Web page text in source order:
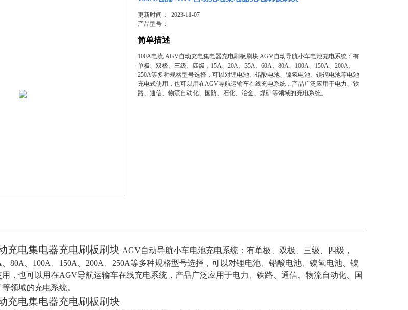
更新时间： 2023-11-07
产品型号：
简单描述
100A电流 AGV自动充电集电器充电刷板刷块 AGV自动导航小车电池充电系统：有
单极、双极、三级、四级，15A、20A、35A、60A、80A、100A、150A、200A、
250A等多种规格型号选择，可以对锂电池、铅酸电池、镍氢电池、镍镉电池等电池
充电式使用，也可以用在AGV导航运输车在线充电系统，产品广泛应用于电力、铁
路、通信、物流自动化、国防、石化、冶金、煤矿等领域的充电系统。
充电集电器充电刷板刷块 AGV自动导航小车电池充电系统：有单极、双极、三级、四级，
80A、100A、150A、200A、250A等多种规格型号选择，可以对锂电池、铅酸电池、镍氢电池、镍
，也可以用在AGV导航运输车在线充电系统，产品广泛应用于电力、铁路、通信、物流自动化、国
领域的充电系统。
充电集电器充电刷板刷块